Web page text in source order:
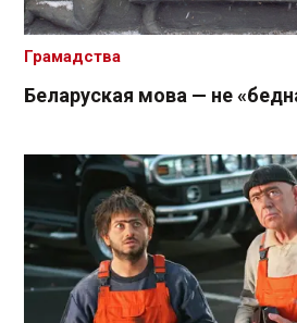
Беларуская мова — не
Грамадства